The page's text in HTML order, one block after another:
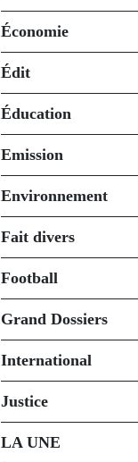
Économie
Édit
Éducation
Emission
Environnement
Fait divers
Football
Grand Dossiers
International
Justice
LA UNE